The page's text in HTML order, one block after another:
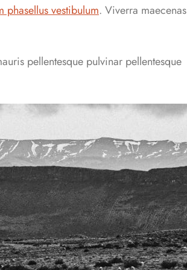
vestibulum. Viverra maecenas
pellentesque pulvinar pellentesque